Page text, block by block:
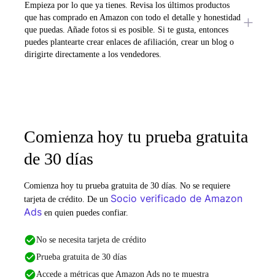
Empieza por lo que ya tienes. Revisa los últimos productos
que has comprado en Amazon con todo el detalle y honestidad
que puedas. Añade fotos si es posible. Si te gusta, entonces
puedes plantearte crear enlaces de afiliación, crear un blog o
dirigirte directamente a los vendedores.
Comienza hoy tu prueba gratuita
de 30 días
Comienza hoy tu prueba gratuita de 30 días. No se requiere
tarjeta de crédito. De un Socio verificado de Amazon
Ads en quien puedes confiar.
No se necesita tarjeta de crédito
Prueba gratuita de 30 días
Accede a métricas que Amazon Ads no te muestra